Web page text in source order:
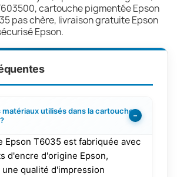
cartouche pigmentée Epson
pas chère, livraison gratuite Epson
Epson.
matériaux utilisés dans la cartouche−
Epson T6035 est fabriquée avec
d'encre d'origine Epson,
qualité d'impression